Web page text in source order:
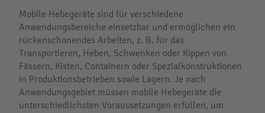
Mobile Hebegeräte sind für verschiedene
Anwendungsbereiche einsetzbar und ermöglichen ein
rückenschonendes Arbeiten, z. B. für das
Transportieren, Heben, Schwenken oder Kippen von
Fässern, Kisten, Containern oder Spezialkonstruktionen
in Produktionsbetrieben sowie Lagern. Je nach
Anwendungsgebiet müssen mobile Hebegeräte die
unterschiedlichsten Voraussetzungen erfüllen, um